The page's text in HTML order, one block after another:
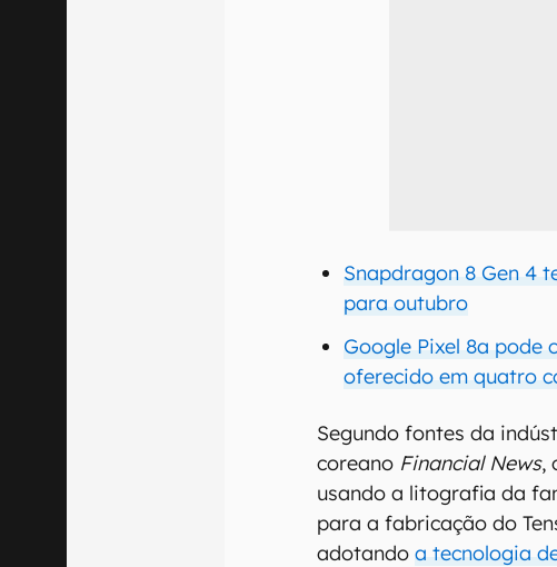
Snapdragon 8 Gen 4
para outubro
Google Pixel 8a pode
oferecido em quatro
Segundo fontes da
coreano Financial News,
usando a litografia da
para a fabricação do
adotandoa tecnologia